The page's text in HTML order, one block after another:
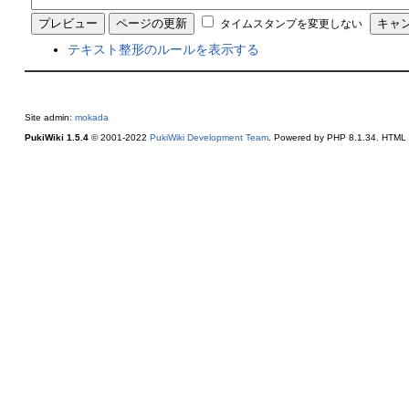
タイムスタンプを変更しない
テキスト整形のルールを表示する
Site admin: mokada
PukiWiki 1.5.4© 2001-2022 PukiWiki Development Team. Powered by PHP 8.1.34. HTML